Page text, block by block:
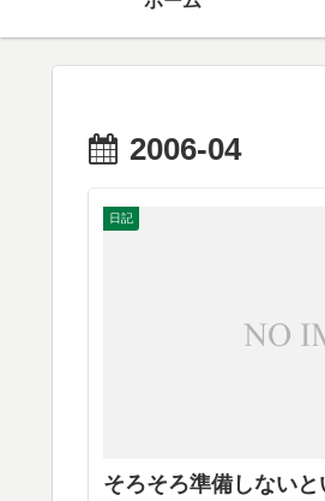
2006-04
日記
そろそろ準備しない